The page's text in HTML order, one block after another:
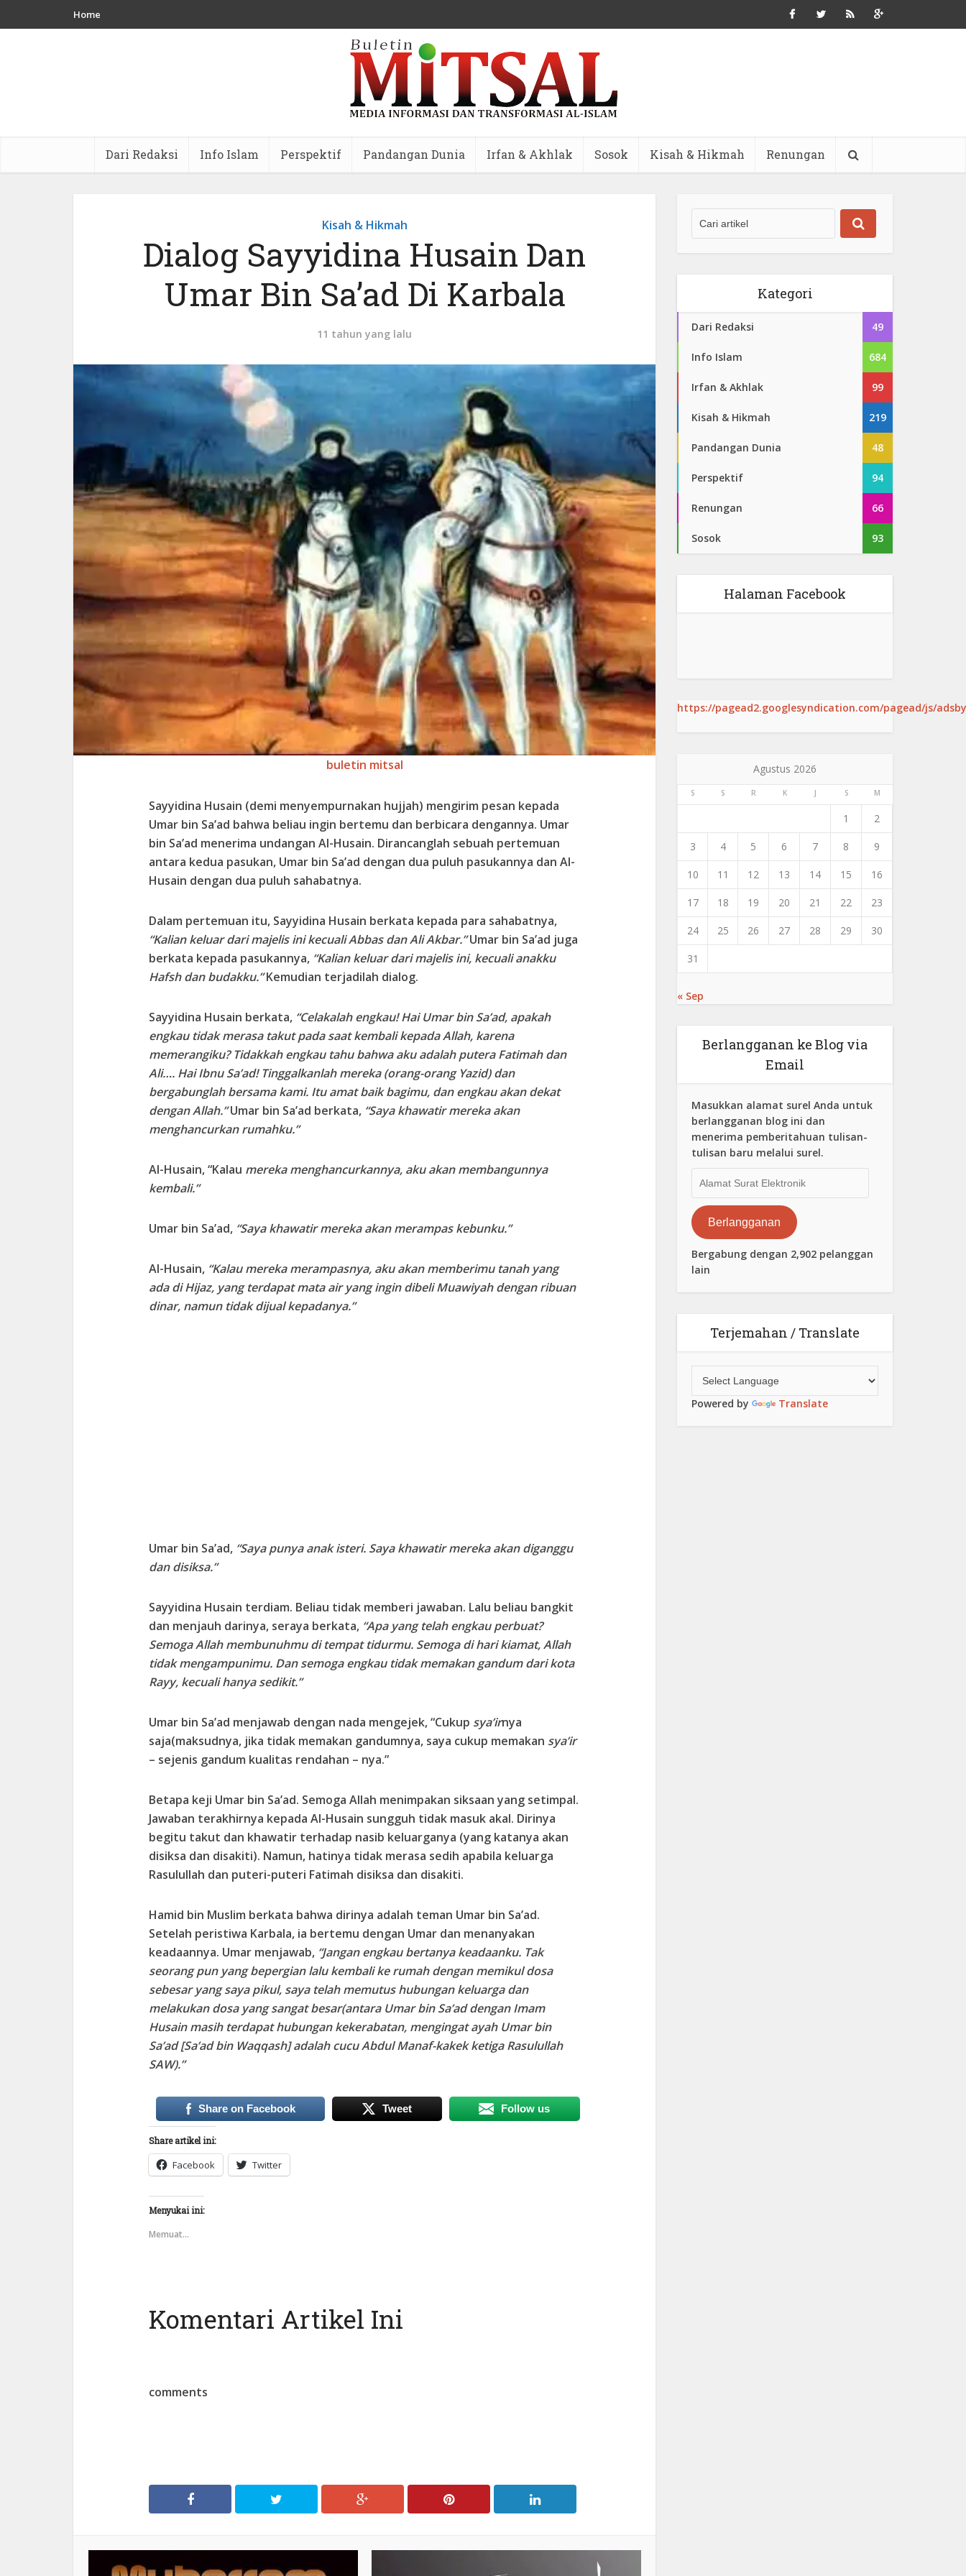
Home
Dari Redaksi Info Islam Perspektif Pandangan Dunia Irfan & Akhlak Sosok Kisah & Hikmah Renungan
Kisah & Hikmah
Dialog Sayyidina Husain Dan
Umar Bin Sa’ad Di Karbala
11 tahun yang lalu
buletin mitsal
Sayyidina Husain (demi menyempurnakan hujjah) mengirim pesan kepada
Umar bin Sa’ad bahwa beliau ingin bertemu dan berbicara dengannya. Umar
bin Sa’ad menerima undangan Al-Husain. Dirancanglah sebuah pertemuan
antara kedua pasukan, Umar bin Sa’ad dengan dua puluh pasukannya dan Al-
Husain dengan dua puluh sahabatnya.
Dalam pertemuan itu, Sayyidina Husain berkata kepada para sahabatnya,
“Kalian keluar dari majelis ini kecuali Abbas dan Ali Akbar.”Umar bin Sa’ad juga
berkata kepada pasukannya, “Kalian keluar dari majelis ini, kecuali anakku
Hafsh dan budakku.”Kemudian terjadilah dialog.
Sayyidina Husain berkata, “Celakalah engkau! Hai Umar bin Sa’ad, apakah
engkau tidak merasa takut pada saat kembali kepada Allah, karena
memerangiku? Tidakkah engkau tahu bahwa aku adalah putera Fatimah dan
Ali…. Hai Ibnu Sa’ad! Tinggalkanlah mereka (orang-orang Yazid) dan
bergabunglah bersama kami. Itu amat baik bagimu, dan engkau akan dekat
dengan Allah.”Umar bin Sa’ad berkata, “Saya khawatir mereka akan
menghancurkan rumahku.”
Al-Husain, “Kalau mereka menghancurkannya, aku akan membangunnya
kembali.”
Umar bin Sa’ad, “Saya khawatir mereka akan merampas kebunku.”
Al-Husain, “Kalau mereka merampasnya, aku akan memberimu tanah yang
ada di Hijaz, yang terdapat mata air yang ingin dibeli Muawiyah dengan ribuan
dinar, namun tidak dijual kepadanya.”
Umar bin Sa’ad, “Saya punya anak isteri. Saya khawatir mereka akan diganggu
dan disiksa.”
Sayyidina Husain terdiam. Beliau tidak memberi jawaban. Lalu beliau bangkit
dan menjauh darinya, seraya berkata, “Apa yang telah engkau perbuat?
Semoga Allah membunuhmu di tempat tidurmu. Semoga di hari kiamat, Allah
tidak mengampunimu. Dan semoga engkau tidak memakan gandum dari kota
Rayy, kecuali hanya sedikit.”
Umar bin Sa’ad menjawab dengan nada mengejek, “Cukup sya’irnya
saja(maksudnya, jika tidak memakan gandumnya, saya cukup memakan sya’ir
– sejenis gandum kualitas rendahan – nya.”
Betapa keji Umar bin Sa’ad. Semoga Allah menimpakan siksaan yang setimpal.
Jawaban terakhirnya kepada Al-Husain sungguh tidak masuk akal. Dirinya
begitu takut dan khawatir terhadap nasib keluarganya (yang katanya akan
disiksa dan disakiti). Namun, hatinya tidak merasa sedih apabila keluarga
Rasulullah dan puteri-puteri Fatimah disiksa dan disakiti.
Hamid bin Muslim berkata bahwa dirinya adalah teman Umar bin Sa’ad.
Setelah peristiwa Karbala, ia bertemu dengan Umar dan menanyakan
keadaannya. Umar menjawab, “Jangan engkau bertanya keadaanku. Tak
seorang pun yang bepergian lalu kembali ke rumah dengan memikul dosa
sebesar yang saya pikul, saya telah memutus hubungan keluarga dan
melakukan dosa yang sangat besar(antara Umar bin Sa’ad dengan Imam
Husain masih terdapat hubungan kekerabatan, mengingat ayah Umar bin
Sa’ad [Sa’ad bin Waqqash] adalah cucu Abdul Manaf-kakek ketiga Rasulullah
SAW).”
Share on Facebook Tweet Follow us
Share artikel ini:
Facebook Twitter
Menyukai ini:
Memuat...
Komentari Artikel Ini
comments
Kategori
Dari Redaksi 49
Info Islam 684
Irfan & Akhlak 99
Kisah & Hikmah 219
Pandangan Dunia 48
Perspektif 94
Renungan 66
Sosok 93
Halaman Facebook
https://pagead2.googlesyndication.com/pagead/js/
Agustus 2026
S S R K J S M
1 2
3 4 5 6 7 8 9
10 11 12 13 14 15 16
17 18 19 20 21 22 23
24 25 26 27 28 29 30
31
« Sep
Berlangganan ke Blog via
Email
Masukkan alamat surel Anda untuk
berlangganan blog ini dan
menerima pemberitahuan tulisan-
tulisan baru melalui surel.
Surat
Elektronik
Berlangganan
Bergabung dengan 2,902 pelanggan
lain
Terjemahan / Translate
Powered by Translate